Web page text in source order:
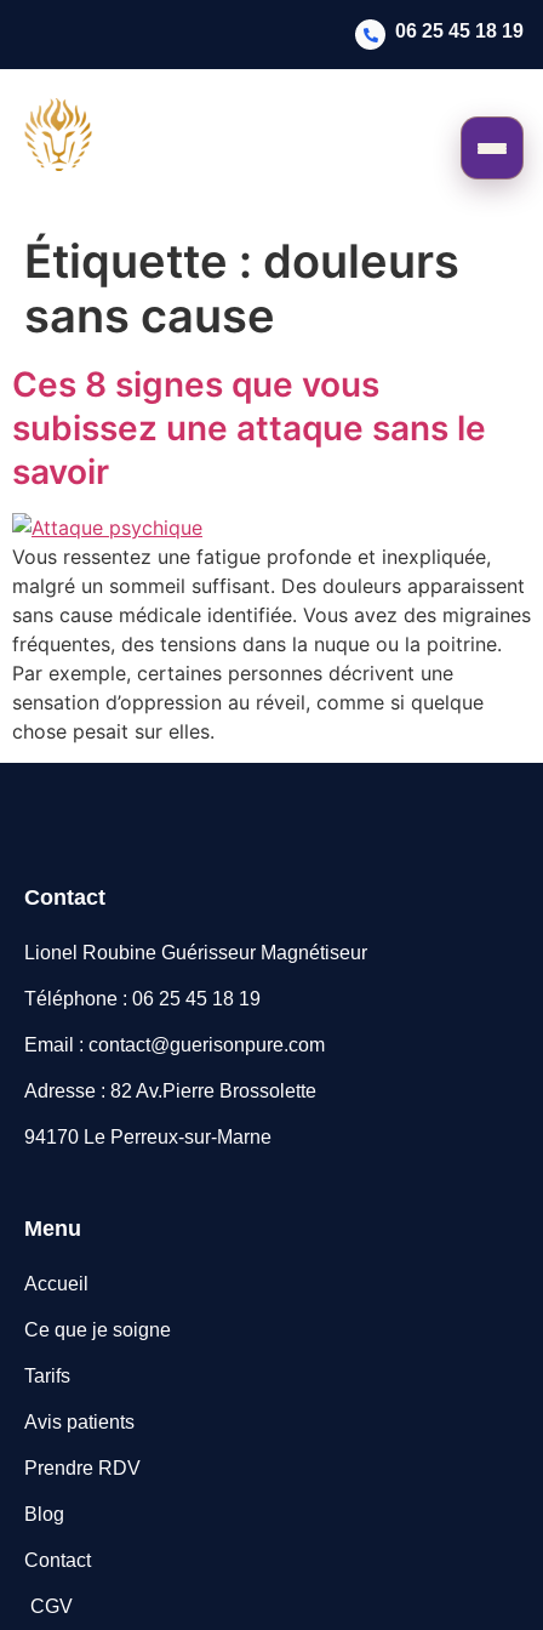
06 25 45 18 19
Étiquette : douleurs
sans cause
Ces 8 signes que vous
subissez une attaque sans le
savoir
Vous ressentez une fatigue profonde et inexpliquée,
malgré un sommeil suffisant. Des douleurs apparaissent
sans cause médicale identifiée. Vous avez des migraines
fréquentes, des tensions dans la nuque ou la poitrine.
Par exemple, certaines personnes décrivent une
sensation d’oppression au réveil, comme si quelque
chose pesait sur elles.
Contact
Lionel Roubine Guérisseur Magnétiseur
Téléphone : 06 25 45 18 19
Email : contact@guerisonpure.com
Adresse : 82 Av.Pierre Brossolette
94170 Le Perreux-sur-Marne
Menu
Accueil
Ce que je soigne
Tarifs
Avis patients
Prendre RDV
Blog
Contact
CGV